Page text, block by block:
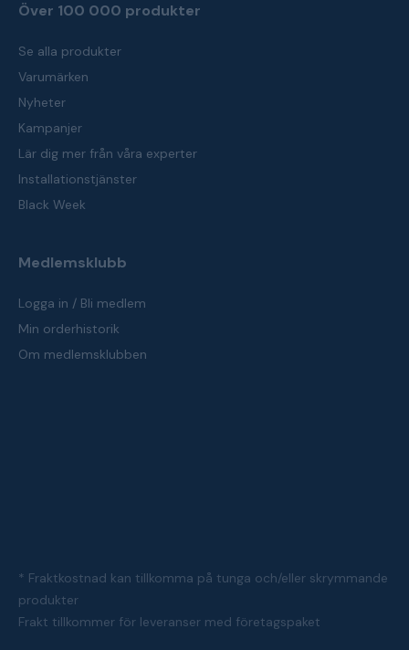
Över 100 000 produkter
Se alla produkter
Varumärken
Nyheter
Kampanjer
Lär dig mer från våra experter
Installationstjänster
Black Week
Medlemsklubb
Logga in / Bli medlem
Min orderhistorik
Om medlemsklubben
* Fraktkostnad kan tillkomma på tunga och/eller skrymmande
produkter
Frakt tillkommer för leveranser med företagspaket